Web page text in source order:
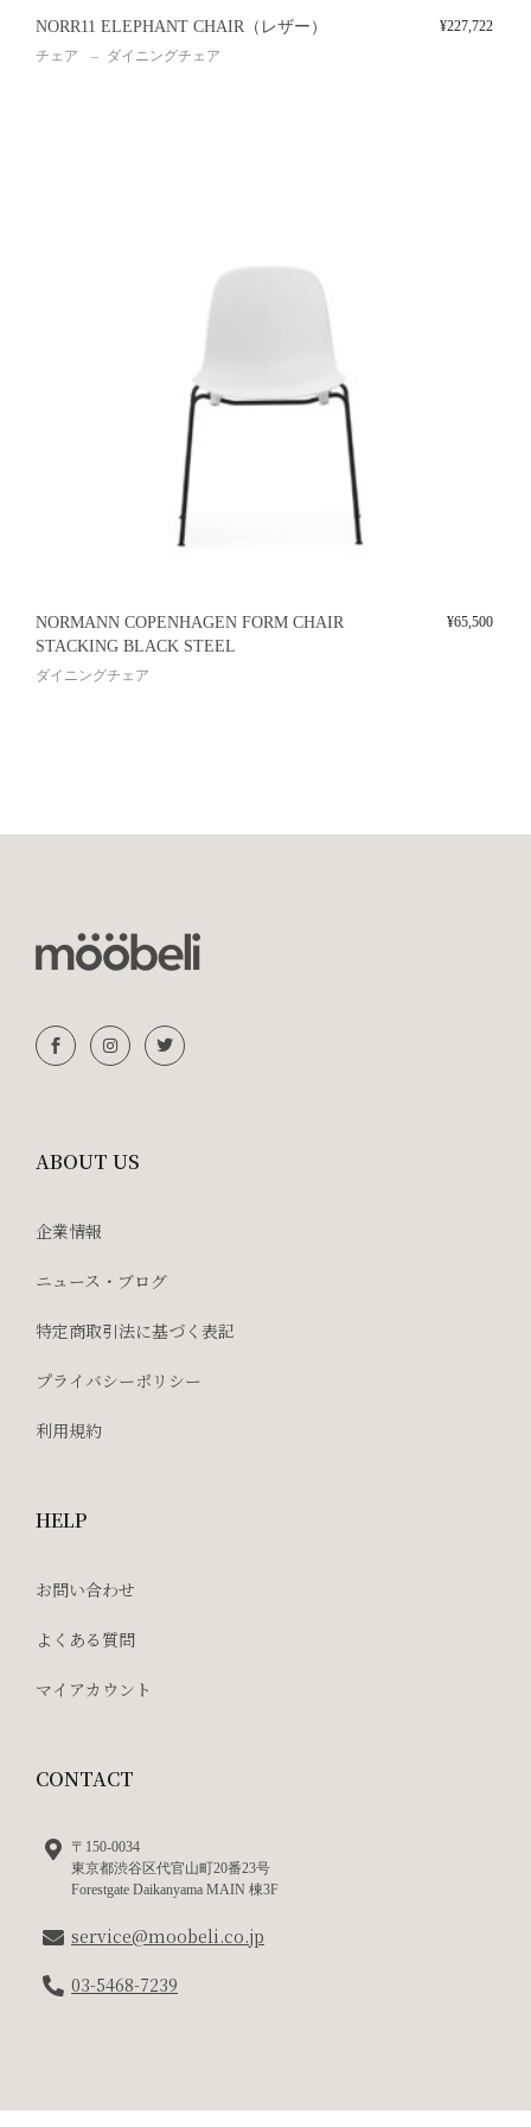
NORR11 ELEPHANT CHAIR（レザー）
チェア ダイニングチェア
¥227,722
NORMANN COPENHAGEN FORM CHAIR
STACKING BLACK STEEL
ダイニングチェア
¥65,500
ABOUT US
企業情報
ニュース・ブログ
特定商取引法に基づく表記
プライバシーポリシー
利用規約
HELP
お問い合わせ
よくある質問
マイアカウント
CONTACT
〒150-0034
東京都渋谷区代官山町20番23号
Forestgate Daikanyama MAIN 棟3F
service@moobeli.co.jp
03-5468-7239